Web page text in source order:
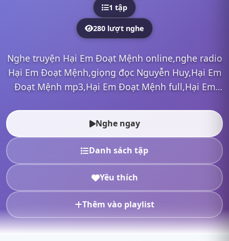
1 tập
280 lượt nghe
Nghe truyện Hại Em Đoạt Mệnh online,nghe radio
Hại Em Đoạt Mệnh,giọng đọc Nguyễn Huy,Hại Em
Đoạt Mệnh mp3,Hại Em Đoạt Mệnh full,Hại Em
Nghe ngay
Danh sách tập
Yêu thích
Thêm vào playlist